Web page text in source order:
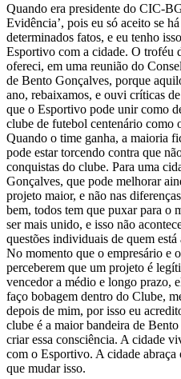
Quando era presidente do CIC-
Evidência’, pois eu só aceito se
determinados fatos, e eu tenho
Esportivo com a cidade. O troféu
ofereci, em uma reunião do
de Bento Gonçalves, porque
ano, rebaixamos, e ouvi críticas
que o Esportivo pode unir como
clube de futebol centenário como
Quando o time ganha, a maioria
pode estar torcendo contra que
conquistas do clube. Para uma
Gonçalves, que pode melhorar
projeto maior, e não nas
bem, todos tem que puxar para o
ser mais unido, e isso não
questões individuais de quem
No momento que o empresário e
perceberem que um projeto é
vencedor a médio e longo prazo,
faço bobagem dentro do Clube,
depois de mim, por isso eu
clube é a maior bandeira de
criar essa consciência. A cidade
com o Esportivo. A cidade abraça
que mudar isso.